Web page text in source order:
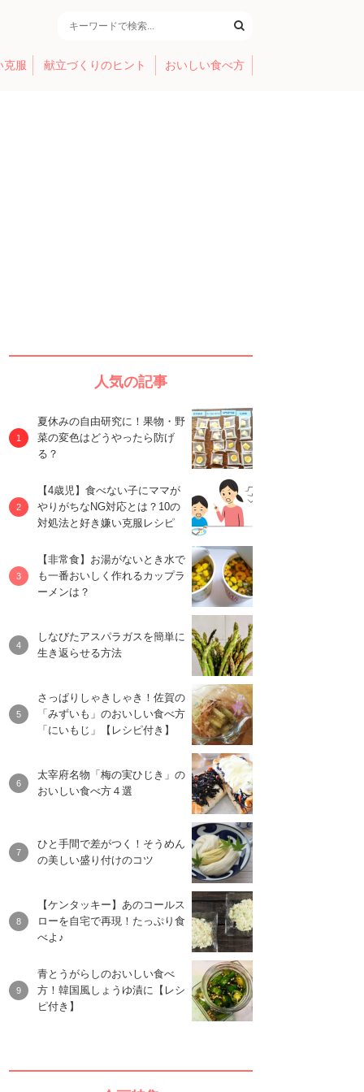
克服 献立づくりのヒント おいしい食べ方
人気の記事
夏休みの自由研究に！果物・野
菜の変色はどうやったら防げ
る？
【4歳児】食べない子にママが
やりがちなNG対応とは？10の
対処法と好き嫌い克服レシピ
【非常食】お湯がないとき水で
も一番おいしく作れるカップラ
ーメンは？
しなびたアスパラガスを簡単に
生き返らせる方法
さっぱりしゃきしゃき！佐賀の
「みずいも」のおいしい食べ方
「にいもじ」【レシピ付き】
太宰府名物「梅の実ひじき」の
おいしい食べ方４選
ひと手間で差がつく！そうめん
の美しい盛り付けのコツ
【ケンタッキー】あのコールス
ローを自宅で再現！たっぷり食
べよ♪
青とうがらしのおいしい食べ
方！韓国風しょうゆ漬に【レシ
ピ付き】